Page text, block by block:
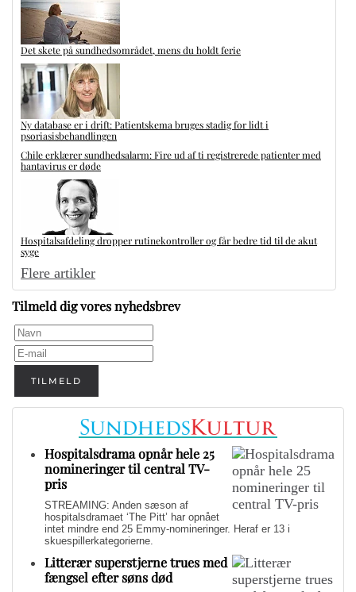
Det skete på sundhedsområdet, mens du holdt ferie
Ny database er i drift: Patientskema bruges stadig for lidt i
psoriasisbehandlingen
Chile erklærer sundhedsalarm: Fire ud af ti registrerede patienter med
hantavirus er døde
Hospitalsafdeling dropper rutinekontroller og får bedre tid til de akut
syge
Flere artikler
Tilmeld dig vores nyhedsbrev
TILMELD
Hospitalsdrama opnår hele 25
nomineringer til central TV-
pris
STREAMING: Anden sæson af
hospitalsdramaet ‘The Pitt’ har opnået
intet mindre end 25 Emmy-nomineringer. Heraf er 13 i
skuespillerkategorierne.
Litterær superstjerne trues med
fængsel efter søns død